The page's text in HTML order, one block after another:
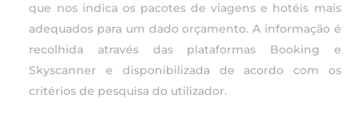
que nos indica os pacotes de viagens e hotéis mais
adequados para um dado orçamento. A informação é
recolhida através das plataformas Booking e
Skyscanner e disponibilizada de acordo com os
critérios de pesquisa do utilizador.